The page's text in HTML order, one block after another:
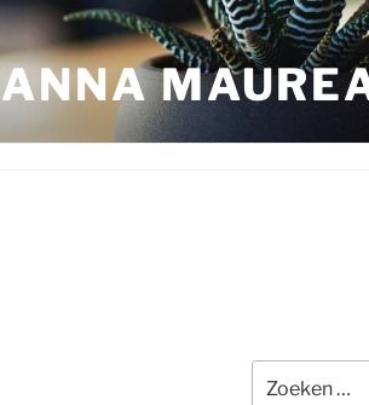
naar: